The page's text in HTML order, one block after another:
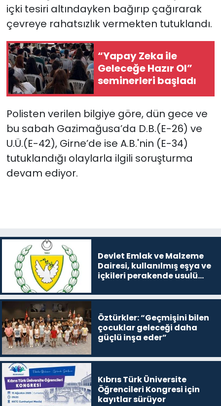
içki tesiri altındayken bağırıp çağırarak
çevreye rahatsızlık vermekten tutuklandı.
“Yapay Zeka ile
Geleceğe Hazır Ol”
seminerleri başladı
Polisten verilen bilgiye göre, dün gece ve
bu sabah Gazimağusa’da D.B.(E-26) ve
U.Ü.(E-42), Girne’de ise A.B.'nin (E-34)
tutuklandığı olaylarla ilgili soruşturma
devam ediyor.
Devlet Emlak ve Malzeme
Dairesi, kullanılmış eşya ve
içkileri perakende usulü
Öztürkler: “Geçmişini bilen
çocuklar geleceği daha
güçlü inşa eder”
Kıbrıs Türk Üniversite
Öğrencileri Kongresi için
kayıtlar sürüyor
Nöbetçi Eczaneler
Otomobil Dünyası
Politika
SAĞLIK
Teknoloji
TÜRKiYE
Video Galeri